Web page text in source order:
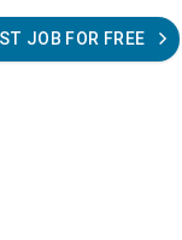
JOB FOR FREE